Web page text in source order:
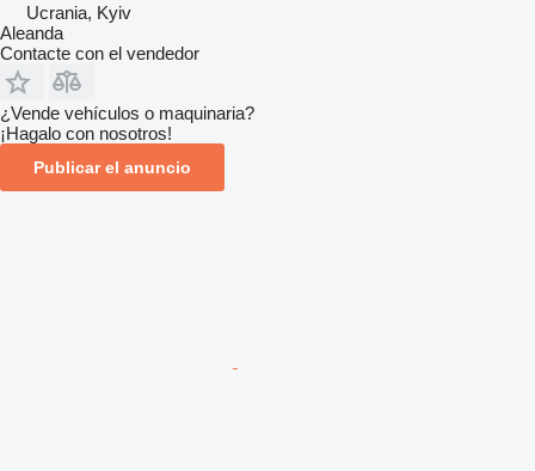
Ucrania, Kyiv
Aleanda
Contacte con el vendedor
¿Vende vehículos o maquinaria?
¡Hagalo con nosotros!
Publicar el anuncio